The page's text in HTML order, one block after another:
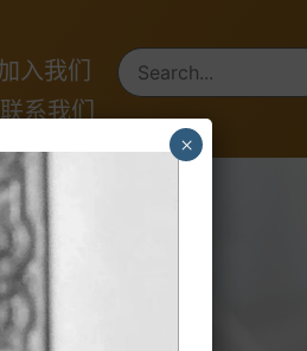
入我们
联系我们
×